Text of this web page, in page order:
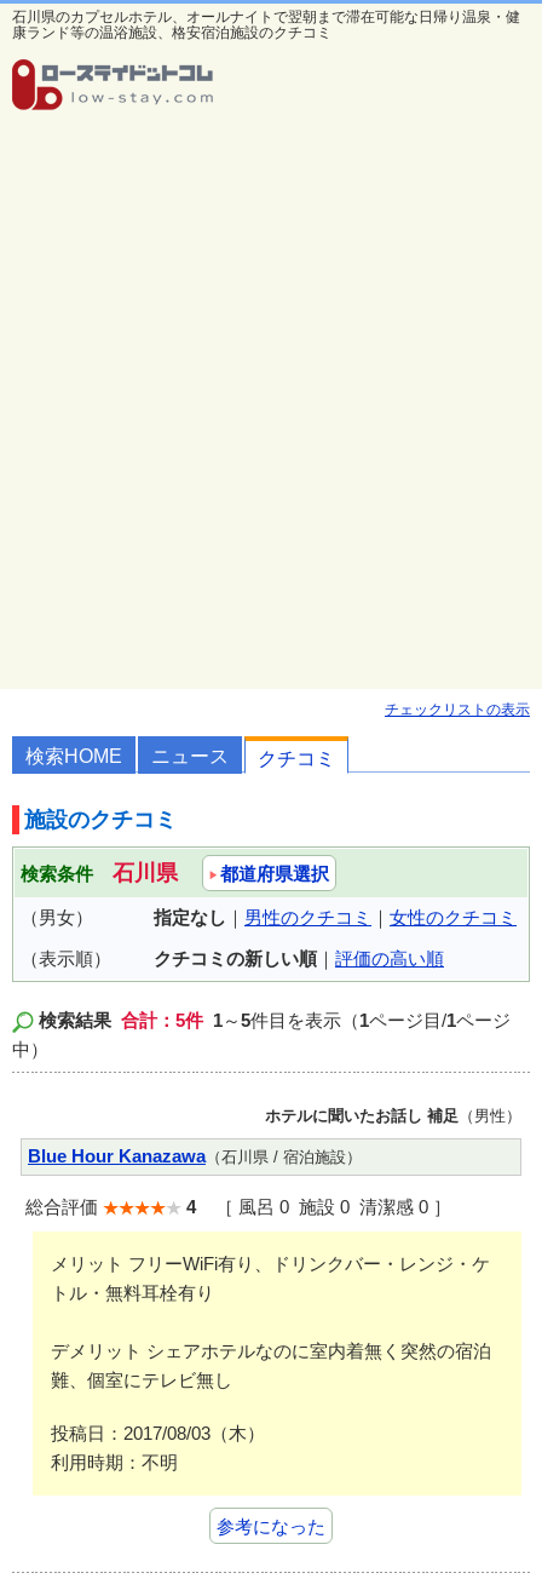
石川県のカプセルホテル、オールナイトで翌朝まで滞在可能な日帰り温泉・健
康ランド等の温浴施設、格安宿泊施設のクチコミ
チェックリストの表示
検索HOME ニュース クチコミ
施設のクチコミ
検索条件 石川県 都道府県選択
（男女） 指定なし ｜ 男性のクチコミ ｜ 女性のクチコミ
（表示順）
クチコミの新しい順｜ 評価の高い順
検索結果 合計：5件 1～5件目を表示（1ページ目/1ページ
中）
ホテルに聞いたお話し 補足 （男性）
Blue Hour Kanazawa（石川県 / 宿泊施設）
総合評価 4［ 風呂 0 施設 0 清潔感 0 ］
メリット フリーWiFi有り、ドリンクバー・レンジ・ケ
トル・無料耳栓有り
デメリット シェアホテルなのに室内着無く突然の宿泊
難、個室にテレビ無し
投稿日：2017/08/03（木）
利用時期：不明
参考になった